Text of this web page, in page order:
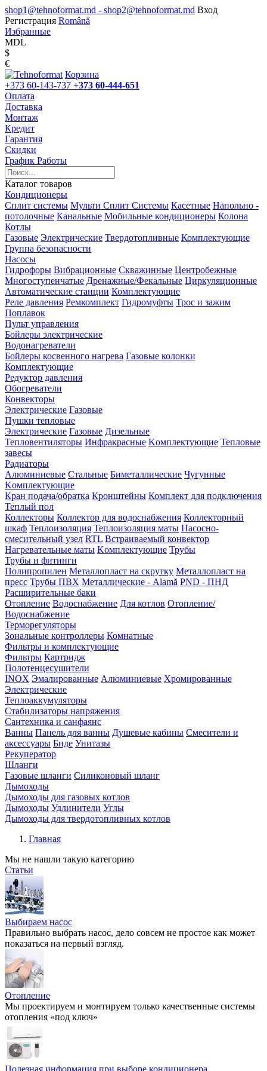
shop1@tehnoformat.md - shop2@tehnoformat.md Вход
Регистрация Română
Избранные
MDL
$
€
Корзина
+373 60-143-737 +373 60-444-651
Оплата
Доставка
Монтаж
Кредит
Гарантия
Скидки
График Работы
Каталог товаров
Кондиционеры
Сплит системы Мульти Сплит Системы Касетные Напольно -
потолочные Канальные Мобильные кондиционеры Колона
Котлы
Газовые Электрические Твердотопливные Комплектующие
Группа безопасности
Насосы
Гидрофоры Вибрационные Скважинные Центробежные
Многоступенчатые Дренажные/Фекальные Циркуляционные
Автоматические станции Комплектующие
Реле давления Ремкомплект Гидромуфты Трос и зажим
Поплавок
Пульт управления
Бойлеры электрические
Водонагреватели
Бойлеры косвенного нагрева Газовые колонки
Комплектующие
Редуктор давления
Обогреватели
Конвекторы
Электрические Газовые
Пушки тепловые
Электрические Газовые Дизельные
Тепловентиляторы Инфракрасные Kомплектующие Тепловые
завесы
Радиаторы
Алюминиевые Стальные Биметаллические Чугунные
Kомплектующие
Кран подача/обратка Кронштейны Комплект для подключения
Теплый пол
Коллекторы Коллектор для водоснабжения Коллекторный
шкаф Теплоизоляция Теплоизоляция маты Насосно-
смесительный узел RTL Встраиваемый конвектор
Нагревательные маты Kомплектующие Трубы
Трубы и фитинги
Полипропилен Металлопласт на скрутку Металлопласт на
пресс Трубы ПВХ Металлические - Alamă PND - ПНД
Расширительные баки
Отопление Водоснабжение Для котлов Отопление/
Водоснабжение
Терморегуляторы
Зональные контроллеры Комнатные
Фильтры и комплектующие
Фильтры Картридж
Полотенцесушители
INOX Эмалированные Алюминиевые Хромированные
Электрические
Теплоаккумуляторы
Стабилизаторы напряжения
Сантехника и санфаянс
Ванны Панель для ванны Душевые кабины Смесители и
аксессуары Биде Унитазы
Рекуператор
Шланги
Газовые шланги Силиконовый шланг
Дымоходы
Дымоходы для газовых котлов
Дымоходы Удлинители Углы
Дымоходы для твердотопливных котлов
Главная
Мы не нашли такую категорию
Статьи
Выбираем насос
Правильно выбрать насос, дело совсем не простое как может
показаться на первый взгляд.
Отопление
Мы проектируем и монтируем только качественные системы
отопления «под ключ»
Полезная информация при выборе кондиционера.